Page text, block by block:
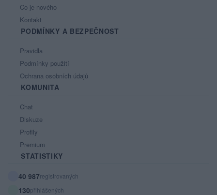
Co je nového
Kontakt
PODMÍNKY A BEZPEČNOST
Pravidla
Podmínky použití
Ochrana osobních údajů
KOMUNITA
Chat
Diskuze
Profily
Premium
STATISTIKY
40 987registrovaných
130přihlášených